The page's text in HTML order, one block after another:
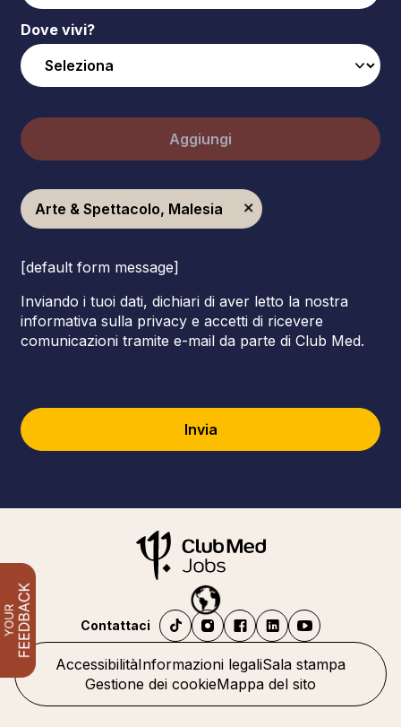
Dove vivi?
Aggiungi
Arte & Spettacolo, Malesia
[default form message]
Inviando i tuoi dati, dichiari di aver letto la nostra
informativa sulla privacy e accetti di ricevere
comunicazioni tramite e-mail da parte di Club Med.
Invia
AccessibilitàInformazioni legaliSala stampa
Gestione dei cookieMappa del sito
Contattaci